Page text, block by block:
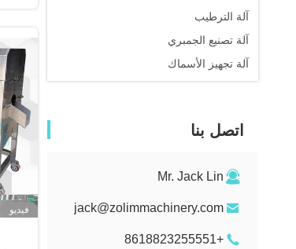
آلة الترطيب
آلة تصنيع الجمبري
آلة تجهيز الأسماك
اتصل بنا
Mr. Jack Lin
jack@zolimmachinery.com
+8618823255551
فيديو